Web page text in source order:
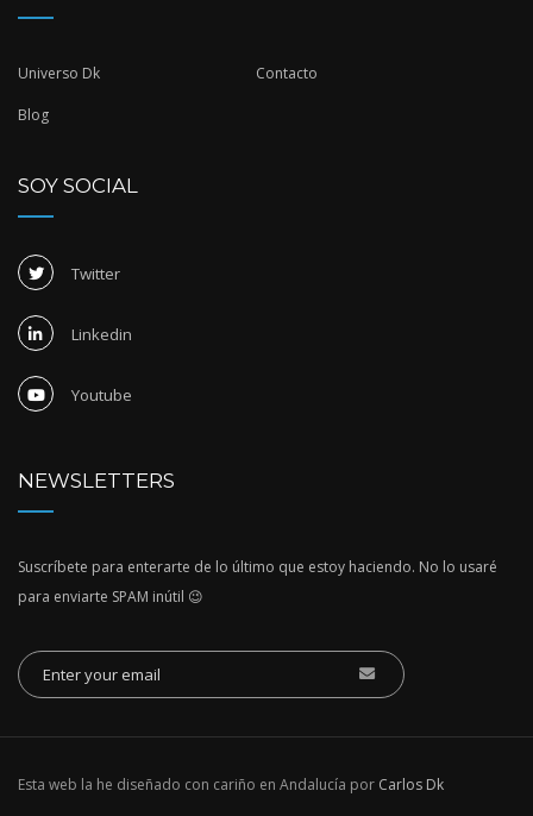
Universo Dk Contacto
Blog
SOY SOCIAL
Twitter
Linkedin
Youtube
NEWSLETTERS
Suscríbete para enterarte de lo último que estoy haciendo. No lo usaré
para enviarte SPAM inútil 😉
Esta web la he diseñado con cariño en Andalucía por Carlos Dk